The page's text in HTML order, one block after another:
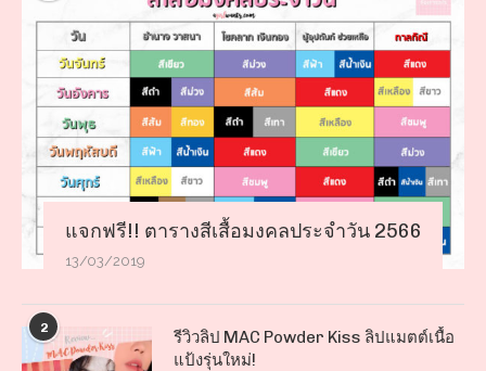
แจกฟรี!! ตารางสีเสื้อมงคลประจำวัน 2566
13/03/2019
2
รีวิวลิป MAC Powder Kiss ลิปแมตต์เนื้อ
แป้งรุ่นใหม่!